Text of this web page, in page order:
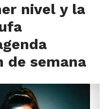
nivel y la
semana